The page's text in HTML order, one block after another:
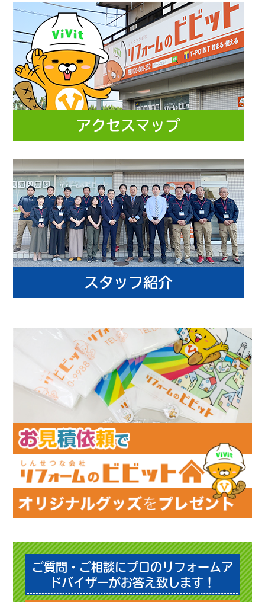
ご質問・ご相談にプロのリフォームア
ドバイザーがお答え致します！